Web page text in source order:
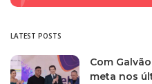
LATEST POSTS
Com
meta nos